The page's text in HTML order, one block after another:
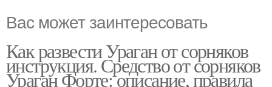
Вас может заинтересовать
Как развести Ураган от сорняков
инструкция. Средство от сорняков
Ураган Форте: описание, правила